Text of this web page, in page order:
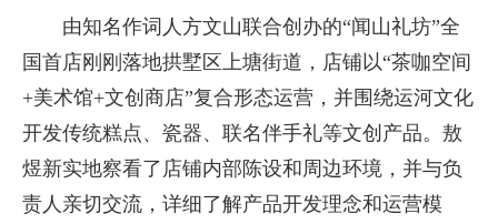
由知名作词人方文山联合创办的“闻山礼坊”全
国首店刚刚落地拱墅区上塘街道，店铺以“茶咖空间
+美术馆+文创商店”复合形态运营，并围绕运河文化
开发传统糕点、瓷器、联名伴手礼等文创产品。敖
煜新实地察看了店铺内部陈设和周边环境，并与负
责人亲切交流，详细了解产品开发理念和运营模